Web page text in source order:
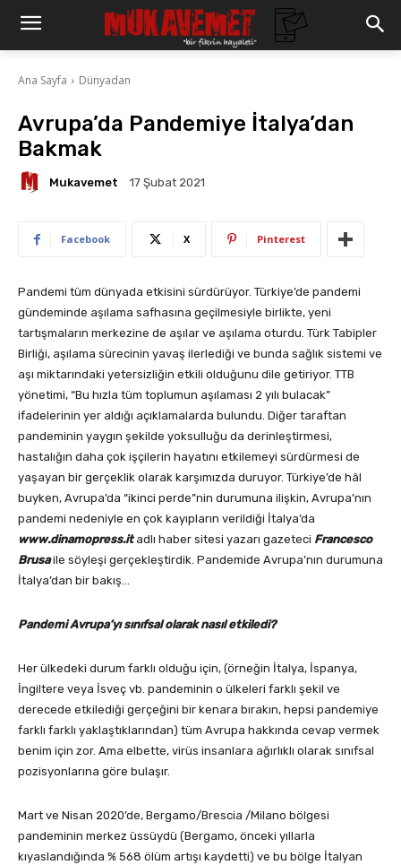
Ana Sayfa Dünyadan
Avrupa’da Pandemiye İtalya’dan
Bakmak
Mukavemet 17 Şubat 2021
Facebook X Pinterest
Pandemi tüm dünyada etkisini sürdürüyor. Türkiye’de pandemi
gündeminde aşılama safhasına geçilmesiyle birlikte, yeni
tartışmaların merkezine de aşılar ve aşılama oturdu. Türk Tabipler
Birliği, aşılama sürecinin yavaş ilerlediği ve bunda sağlık sistemi ve
aşı miktarındaki yetersizliğin etkili olduğunu dile getiriyor. TTB
yönetimi, “Bu hızla tüm toplumun aşılaması 2 yılı bulacak”
ifadelerinin yer aldığı açıklamalarda bulundu. Diğer taraftan
pandeminin yaygın şekilde yoksulluğu da derinleştirmesi,
hastalığın daha çok işçilerin hayatını etkilemeyi sürdürmesi de
yaşayan bir gerçeklik olarak karşımızda duruyor. Türkiye’de hâl
buyken, Avrupa’da “ikinci perde”nin durumuna ilişkin, Avrupa’nın
pandemi nedeniyle en çok kayıpların verildiği İtalya’da
www.dinamopress.itadlı haber sitesi yazarı gazeteci Francesco
Brusaile söyleşi gerçekleştirdik. Pandemide Avrupa’nın durumuna
İtalya’dan bir bakış…
Pandemi Avrupa’yı sınıfsal olarak nasıl etkiledi?
Her ülkedeki durum farklı olduğu için, (örneğin İtalya, İspanya,
İngiltere veya İsveç vb. pandeminin o ülkeleri farklı şekil ve
derecede etkilediği gerçeğini bir kenara bırakın, hepsi pandemiye
farklı farklı yaklaştıklarından) tüm Avrupa hakkında cevap vermek
benim için zor. Ama elbette, virüs insanlara ağırlıklı olarak sınıfsal
pozisyonlarına göre bulaşır.
Mart ve Nisan 2020’de, Bergamo/Brescia /Milano bölgesi
pandeminin merkez üssüydü (Bergamo, önceki yıllarla
kıyaslandığında % 568 ölüm artışı kaydetti) ve bu bölge İtalyan